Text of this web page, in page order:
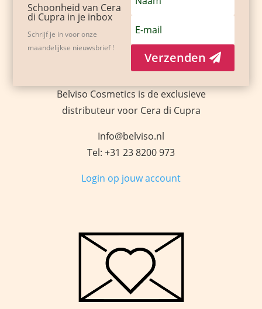
Schoonheid van Cera
di Cupra in je inbox
Schrijf je in voor onze
maandelijkse nieuwsbrief !
Verzenden
Belviso Cosmetics is de exclusieve
distributeur voor Cera di Cupra
Info@belviso.nl
Tel: +31 23 8200 973
Login op jouw account